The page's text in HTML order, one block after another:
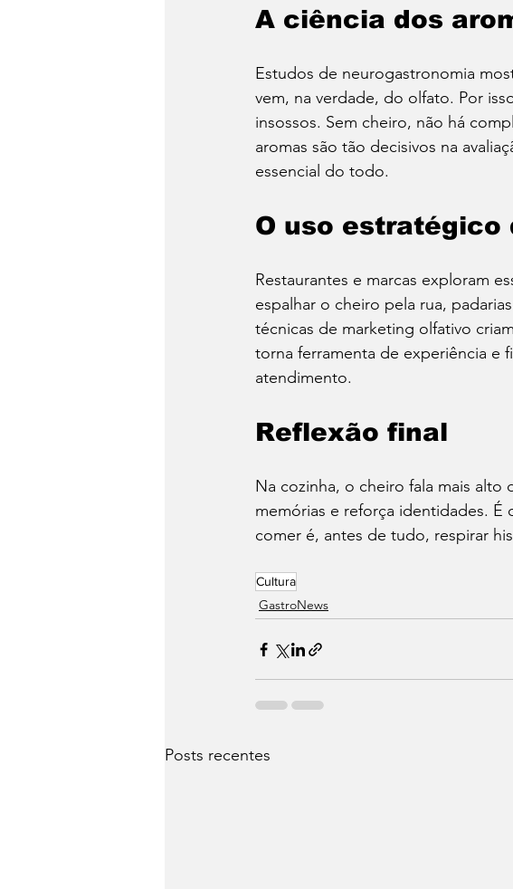
A ciência dos
Estudos de neurogastronomia
vem, na verdade, do olfato. Por
insossos. Sem cheiro, não há
aromas são tão decisivos na
essencial do todo.
O uso estratégico
Restaurantes e marcas exploram
espalhar o cheiro pela rua,
técnicas de marketing olfativo
torna ferramenta de experiência e
atendimento.
Reflexão final
Na cozinha, o cheiro fala mais
memórias e reforça identidades.
comer é, antes de tudo, respirar
Cultura
⁠GastroNews
Posts recentes